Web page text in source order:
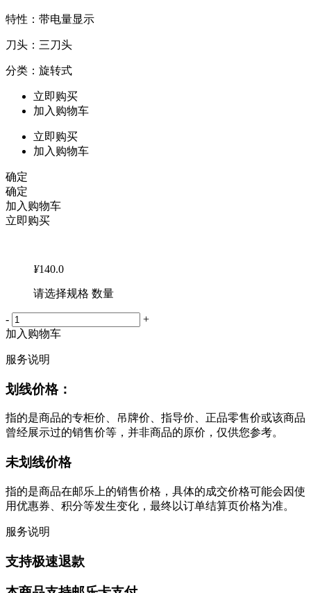
特性：带电量显示
刀头：三刀头
分类：旋转式
立即购买
加入购物车
立即购买
加入购物车
确定
确定
加入购物车
立即购买
¥140.0
请选择规格 数量
-
+
加入购物车
服务说明
划线价格：
指的是商品的专柜价、吊牌价、指导价、正品零售价或该商品
曾经展示过的销售价等，并非商品的原价，仅供您参考。
未划线价格
指的是商品在邮乐上的销售价格，具体的成交价格可能会因使
用优惠券、积分等发生变化，最终以订单结算页价格为准。
服务说明
支持极速退款